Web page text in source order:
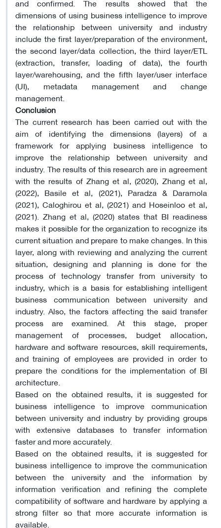
dimensions of using business intelligence to improve
the relationship between university and industry
include the first layer/preparation of the environment,
the second layer/data collection, the third layer/ETL
(extraction, transfer, loading of data), the fourth
layer/warehousing, and the fifth layer/user interface
(UI), metadata management and change
management.
Conclusion
The current research has been carried out with the
aim of identifying the dimensions (layers) of a
framework for applying business intelligence to
improve the relationship between university and
industry. The results of this research are in agreement
with the results of Zhang et al, (2020), Zhang et al,
(2022), Basile et al, (2021), Paradza & Daramola
(2021), Caloghirou et al, (2021) and Hoseinloo et al,
(2021). Zhang et al, (2020) states that BI readiness
makes it possible for the organization to recognize its
current situation and prepare to make changes. In this
layer, along with reviewing and analyzing the current
situation, designing and planning is done for the
process of technology transfer from university to
industry, which is a basis for establishing intelligent
business communication between university and
industry. Also, the factors affecting the said transfer
process are examined. At this stage, proper
management of processes, budget allocation,
hardware and software resources, skill requirements,
and training of employees are provided in order to
prepare the conditions for the implementation of BI
architecture.
Based on the obtained results, it is suggested for
business intelligence to improve communication
between university and industry by providing groups
with extensive databases to transfer information
faster and more accurately.
Based on the obtained results, it is suggested for
business intelligence to improve the communication
between the university and the information by
information verification and refining the complete
compatibility of software and hardware by applying a
strong filter so that more accurate information is
available.